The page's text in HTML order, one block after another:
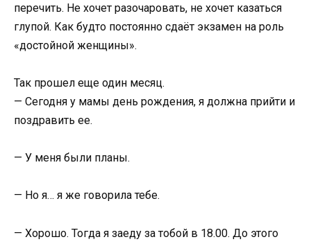
перечить. Не хочет разочаровать, не хочет казаться
глупой. Как будто постоянно сдаёт экзамен на роль
«достойной женщины».
Так прошел еще один месяц.
— Сегодня у мамы день рождения, я должна прийти и
поздравить ее.
— У меня были планы.
— Но я… я же говорила тебе.
— Хорошо. Тогда я заеду за тобой в 18.00. До этого